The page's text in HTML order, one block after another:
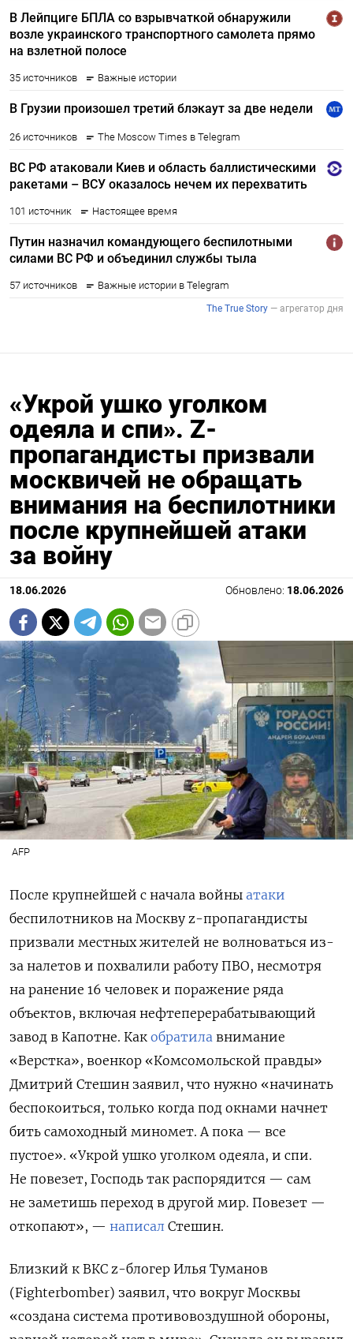
«Укрой ушко уголком
одеяла и спи». Z-
пропагандисты призвали
москвичей не обращать
внимания на беспилотники
после крупнейшей атаки
за войну
18.06.2026 Обновлено: 18.06.2026
AFP
После крупнейшей с начала войны атаки
беспилотников на Москву z-пропагандисты
призвали местных жителей не волноваться из-
за налетов и похвалили работу ПВО, несмотря
на ранение 16 человек и поражение ряда
объектов, включая нефтеперерабатывающий
завод в Капотне. Как обратила внимание
«Верстка», военкор «Комсомольской правды»
Дмитрий Стешин заявил, что нужно «начинать
беспокоиться, только когда под окнами начнет
бить самоходный миномет. А пока — все
пустое». «Укрой ушко уголком одеяла, и спи.
Не повезет, Господь так распорядится — сам
не заметишь переход в другой мир. Повезет —
откопают», — написал Стешин.
Близкий к ВКС z-блогер Илья Туманов
(Fighterbomber) заявил, что вокруг Москвы
«создана система противовоздушной обороны,